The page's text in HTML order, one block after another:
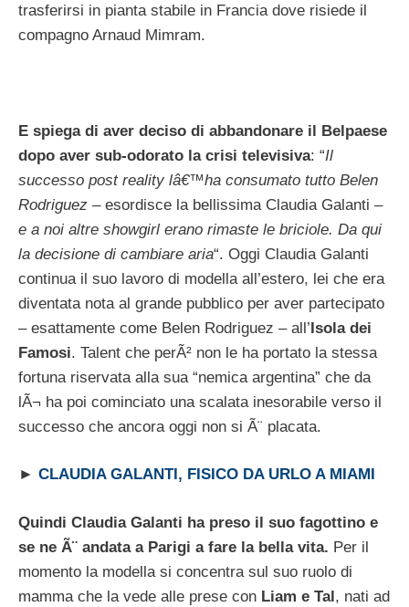
trasferirsi in pianta stabile in Francia dove risiede il
compagno Arnaud Mimram.
E spiega di aver deciso di abbandonare il Belpaese
dopo aver sub-odorato la crisi televisiva: “Il
successo post reality lâ€™ha consumato tutto Belen
Rodriguez – esordisce la bellissima Claudia Galanti –
e a noi altre showgirl erano rimaste le briciole. Da qui
la decisione di cambiare aria“. Oggi Claudia Galanti
continua il suo lavoro di modella all’estero, lei che era
diventata nota al grande pubblico per aver partecipato
– esattamente come Belen Rodriguez – all’Isola dei
Famosi. Talent che perÃ² non le ha portato la stessa
fortuna riservata alla sua “nemica argentina” che da
lÃ¬ ha poi cominciato una scalata inesorabile verso il
successo che ancora oggi non si Ã¨ placata.
► CLAUDIA GALANTI, FISICO DA URLO A MIAMI
Quindi Claudia Galanti ha preso il suo fagottino e
se ne Ã¨ andata a Parigi a fare la bella vita. Per il
momento la modella si concentra sul suo ruolo di
mamma che la vede alle prese con Liam e Tal, nati ad